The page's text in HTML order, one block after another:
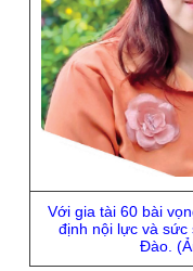
Với gia tài 60 bài
định nội lực và sức
Đào.